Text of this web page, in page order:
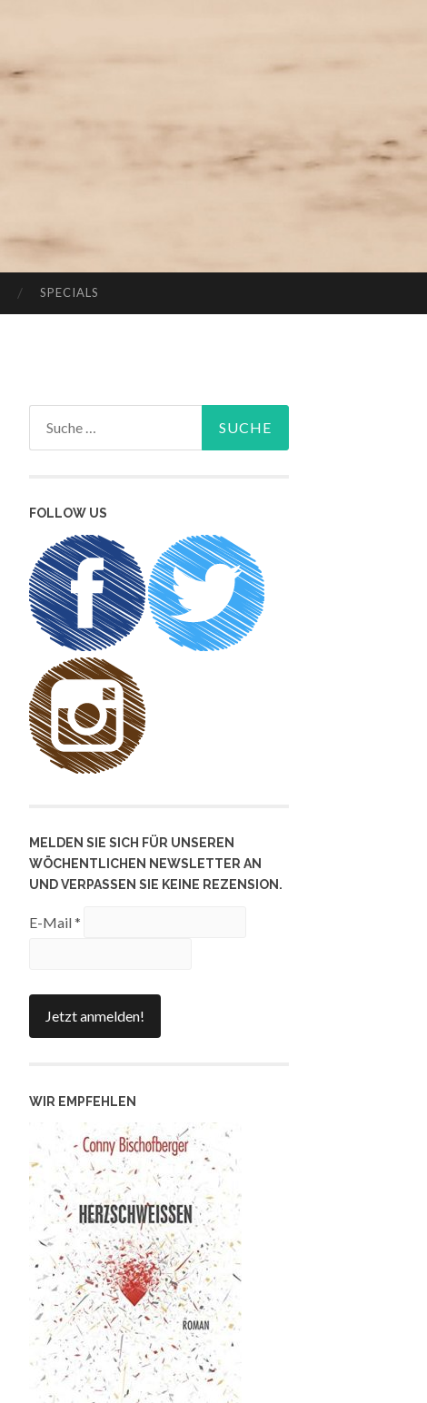
SPECIALS
FOLLOW US
MELDEN SIE SICH FÜR UNSEREN
WÖCHENTLICHEN NEWSLETTER AN
UND VERPASSEN SIE KEINE REZENSION.
E-Mail*
WIR EMPFEHLEN